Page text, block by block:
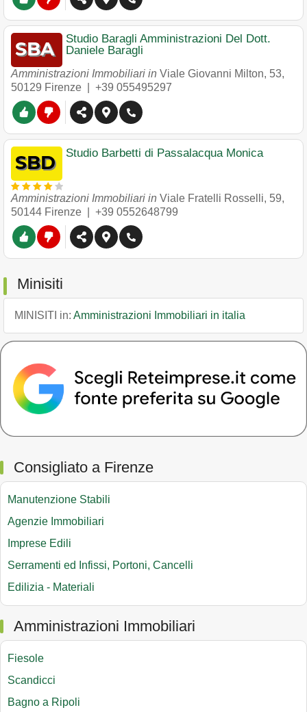
Studio Baragli Amministrazioni Del Dott.
Daniele Baragli
Amministrazioni Immobiliari in Viale Giovanni Milton, 53,
50129 Firenze +39 055495297
Studio Barbetti di Passalacqua Monica
Amministrazioni Immobiliari in Viale Fratelli Rosselli, 59,
50144 Firenze +39 0552648799
Minisiti
MINISITI in: Amministrazioni Immobiliari in italia
Consigliato a Firenze
Manutenzione Stabili
Agenzie Immobiliari
Imprese Edili
Serramenti ed Infissi, Portoni, Cancelli
Edilizia - Materiali
Amministrazioni Immobiliari
Fiesole
Scandicci
Bagno a Ripoli